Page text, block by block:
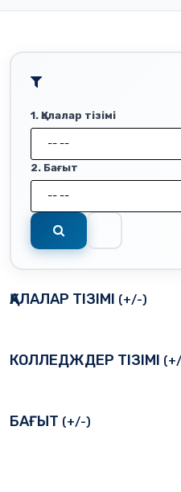
1. Қалалар тізімі
-- --
2. Бағыт
-- --
ҚАЛАЛАР ТІЗІМІ (+/-)
КОЛЛЕДЖДЕР ТІЗІМІ
БАҒЫТ (+/-)